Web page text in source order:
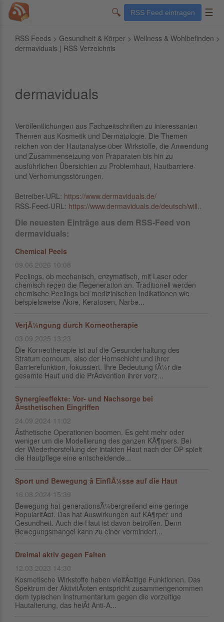
🔍 RSS Feed eintragen ☰
RSS Feeds > Gesundheit & Körper > Wellness & Wohlbefinden >
dermaviduals | RSS Verzeichnis
dermaviduals
Veröffentlichungen aus Fachzeitschriften zu interessanten
Themen aus Kosmetik und Dermatologie. Die Themen
reichen von der Hautanalyse über Wirkstoffe, die Anwendung
und Zusammensetzung von Präparaten bis hin zu
ausführlichen Übersichten zu Problemhaut, Hautbarriere-
und Verhornungsstörungen.
Betreiber-URL: https://www.dermaviduals.de/
RSS-Feed-URL: https://www.dermaviduals.de/deutsch/will..
Die neuesten Einträge aus dem RSS-Feed von
dermaviduals:
Chemical Peels
09.06.2026 10:08
Peelings, ob mechanisch, enzymatisch, mit Laser oder
chemisch regen die Regeneration an. Traditionell werden
chemische Peelings bei medizinischen Indikationen wie
beispielsweise Akne, Keratosen, Narbe...
VerjÃ¼ngung durch Korneotherapie
03.09.2025 13:23
Die Korneotherapie ist auf die Gesunderhaltung des
Stratum corneum, also der Hornschicht und ihrer
Barrierefunktion, fokussiert. Ihre Bedeutung fÃ¼r die
gesamte Haut und die PrÃ¤vention ihrer vorz...
Synergieeffekte: Vor- und Nachsorge bei
Ã¤sthetischen Eingriffen
24.09.2024 11:02
Ãsthetische Operationen boomen. Es geht mehr oder
weniger um die Modellierung des ganzen KÃ¶rpers. Bei
der Wiederherstellung der intakten Haut nach der OP spielt
die Hautpflege eine entscheidende...
Sport und Bewegung â EinflÃ¼sse auf die Haut
16.08.2024 15:39
Bewegung hat generationsÃ¼bergreifend eine geringe
PopularitÃ¤t. Das hat Auswirkungen auf KÃ¶rper und
Gesundheit. Auch die Haut ist davon betroffen. Denn
Bewegungsmangel kann zu einer vermindert...
Dreimal aktiv gegen Falten
12.03.2023 14:30
Kosmetische Wirkstoffe haben vielfÃ¤ltige Funktionen. Das
Spektrum der AktivitÃ¤ten entspricht zusammengenommen
dem typischen Instrumentarium gegen die vorzeitige
Hautalterung, das heiÃt Anti-A...